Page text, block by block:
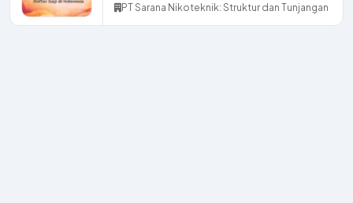
PT Sarana Nikoteknik: Struktur dan Tunjangan